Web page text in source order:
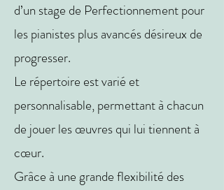
d’un stage de Perfectionnement pour
les pianistes plus avancés désireux de
progresser.
Le répertoire est varié et
personnalisable, permettant à chacun
de jouer les œuvres qui lui tiennent à
cœur.
Grâce à une grande flexibilité des